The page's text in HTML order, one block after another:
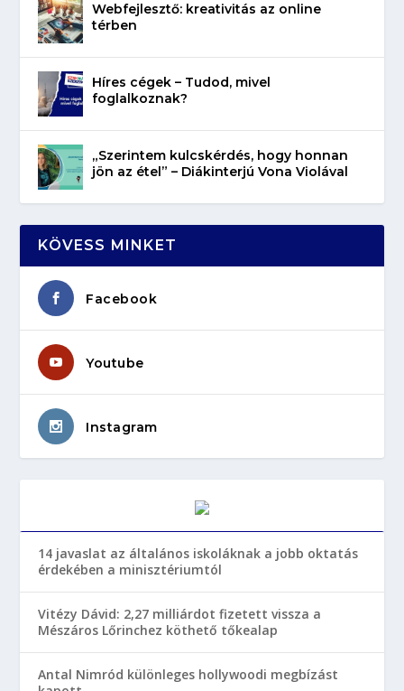
Webfejlesztő: kreativitás az online
térben
Híres cégek – Tudod, mivel
foglalkoznak?
„Szerintem kulcskérdés, hogy honnan
jön az étel” – Diákinterjú Vona Violával
KÖVESS MINKET
Facebook
Youtube
Instagram
14 javaslat az általános iskoláknak a jobb oktatás
érdekében a minisztériumtól
Vitézy Dávid: 2,27 milliárdot fizetett vissza a
Mészáros Lőrinchez köthető tőkealap
Antal Nimród különleges hollywoodi megbízást